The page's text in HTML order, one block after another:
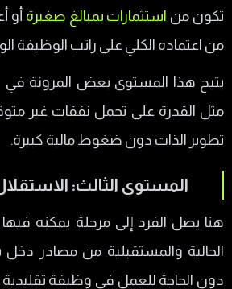
تكون من استثمارات بمبالغ صغيرة أو
من اعتماده الكلي على راتب الوظيفة
يتيح هذا المستوى بعض المرونة في
مثل القدرة على تحمل نفقات غير
تطوير الذات دون ضغوط مالية كبيرة.
المستوى الثالث:
هنا يصل الفرد إلى مرحلة يمكنه
الحالية والمستقبلية من مصادر دخل
دون الحاجة للعمل في وظيفة